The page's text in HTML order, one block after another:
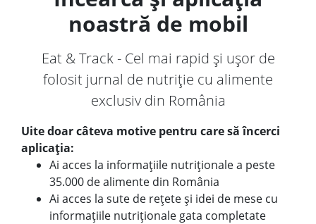
noastră de mobil
Eat & Track - Cel mai rapid și ușor de
folosit jurnal de nutriție cu alimente
exclusiv din România
Uite doar câteva motive pentru care să încerci
aplicația:
Ai acces la informațiile nutriționale a peste
35.000 de alimente din România
Ai acces la sute de rețete și idei de mese cu
informațiile nutriționale gata completate